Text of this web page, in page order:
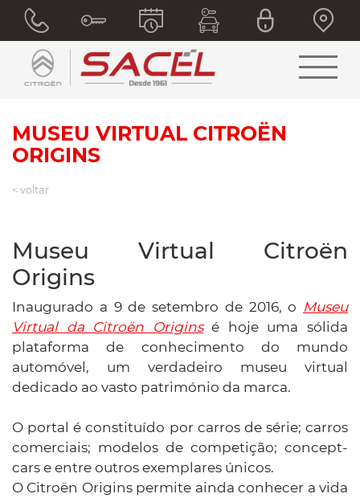
MUSEU VIRTUAL CITROËN
ORIGINS
< voltar
Museu Virtual Citroën
Origins
Inaugurado a 9 de setembro de 2016, o Museu
Virtual da Citroën Originsé hoje uma sólida
plataforma de conhecimento do mundo
automóvel, um verdadeiro museu virtual
dedicado ao vasto património da marca.
O portal é constituído por carros de série; carros
comerciais; modelos de competição; concept-
cars e entre outros exemplares únicos.
O Citroën Origins permite ainda conhecer a vida